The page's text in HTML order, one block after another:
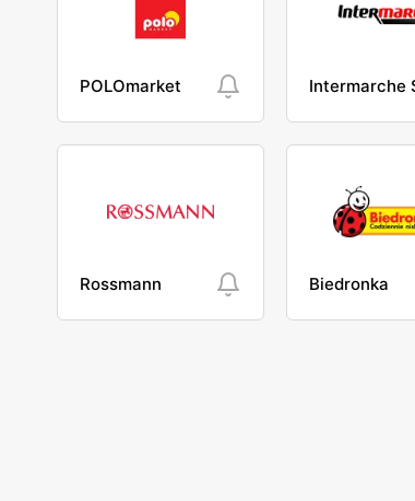
POLOmarket
Rossmann Biedronka